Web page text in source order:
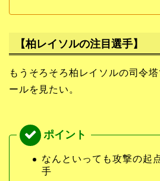
【柏レイソルの注目選手】
もうそろそろ柏レイソルの司令
ールを見たい。
なんといっても攻撃の起
手